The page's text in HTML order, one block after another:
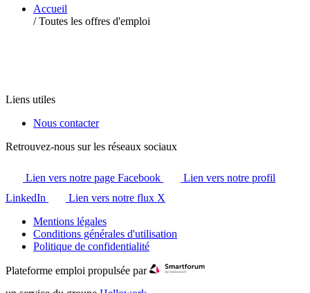
Accueil
/ Toutes les offres d'emploi
Liens utiles
Nous contacter
Retrouvez-nous sur les réseaux sociaux
Lien vers notre page Facebook
Lien vers notre profil
LinkedIn
Lien vers notre flux X
Mentions légales
Conditions générales d'utilisation
Politique de confidentialité
Plateforme emploi propulsée par